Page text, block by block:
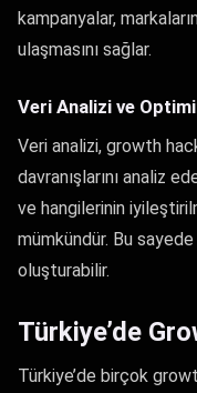
kampanyalar,
ulaşmasını sağlar.
Veri Analizi ve
Veri analizi, growth
davranışlarını analiz
ve hangilerinin
mümkündür. Bu
oluşturabilir.
Türkiye’de
Türkiye’de birçok